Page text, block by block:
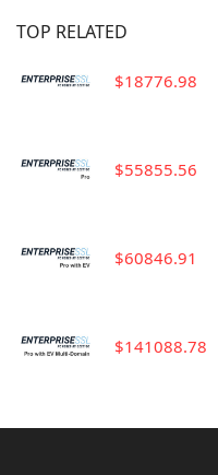
TOP RELATED
$18776.98
$55855.56
$60846.91
$141088.78